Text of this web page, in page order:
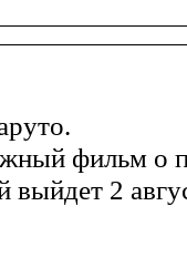
фильм о
выйдет 2